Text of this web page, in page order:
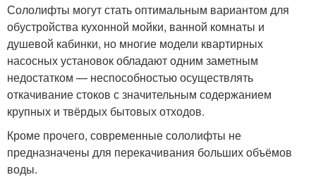
Сололифты могут стать оптимальным вариантом для
обустройства кухонной мойки, ванной комнаты и
душевой кабинки, но многие модели квартирных
насосных установок обладают одним заметным
недостатком — неспособностью осуществлять
откачивание стоков с значительным содержанием
крупных и твёрдых бытовых отходов.
Кроме прочего, современные сололифты не
предназначены для перекачивания больших объёмов
воды.